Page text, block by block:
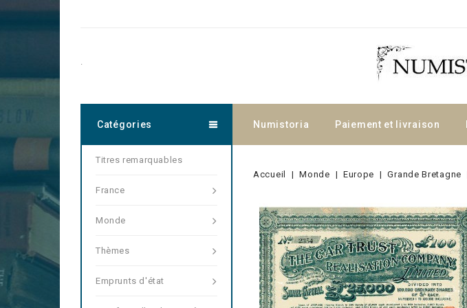
.
Numistoria Paiement et livraison
Catégories
Titres remarquables
France
Monde
Thèmes
Emprunts d'état
Accueil Monde Europe Grande Bretagne